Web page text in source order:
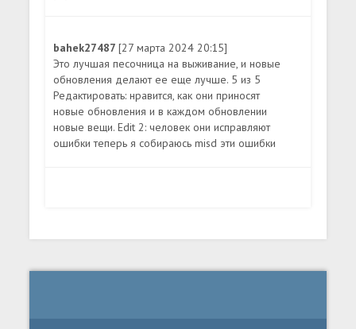
bahek27487[27 марта 2024 20:15]
Это лучшая песочница на выживание, и новые
обновления делают ее еще лучше. 5 из 5
Редактировать: нравится, как они приносят
новые обновления и в каждом обновлении
новые вещи. Edit 2: человек они исправляют
ошибки теперь я собираюсь misd эти ошибки